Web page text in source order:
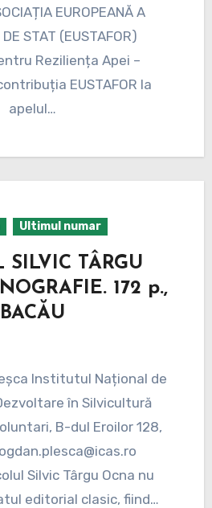
EUROPEANĂ A
DE STAT (EUSTAFOR)
Reziliența Apei –
EUSTAFOR la
apelul…
Ultimul numar
SILVIC TÂRGU
172 p.,
BACĂU
în Silvicultură
B-dul Eroilor 128,
Silvic Târgu Ocna nu
editorial clasic, fiind…